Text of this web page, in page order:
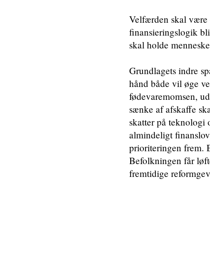
Velfærden skal være
finansieringslogik
skal holde
Grundlagets indre
hånd både vil øge
fødevaremomsen,
sænke af afskaffe
skatter på teknologi
almindeligt
prioriteringen frem.
Befolkningen får
fremtidige